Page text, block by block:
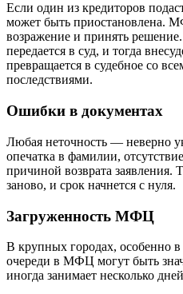
Если один из кредиторов
может быть приостановлена.
возражение и принять
передается в суд, и тогда
превращается в судебное со
последствиями.
Ошибки в документах
Любая неточность — неверно
опечатка в фамилии,
причиной возврата заявления.
заново, и срок начнется с нуля.
Загруженность МФЦ
В крупных городах, особенно
очереди в МФЦ могут быть
иногда занимает несколько